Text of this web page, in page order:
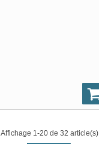
Affichage 1-20 de 32 article(s)